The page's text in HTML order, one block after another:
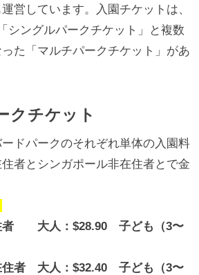
営しています。入園チケットは、
シングルパークチケット」と複数
た「マルチパークチケット」があ
クチケット
ドパークのそれぞれ単体の入園料
者とシンガポール非在住者とで金
者 大人：$28.90 子ども（3〜
住者 大人：$32.40 子ども（3〜